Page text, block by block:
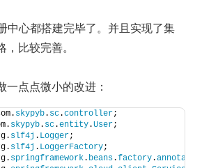
中心都搭建完毕了。并且实现了集
比较完善。
一点点微小的改进：
skypyb. sc.controller;
skypyb. sc.entity.User;
slf4j . Logger;
slf4j . LoggerFactory;
springframework. beans.factory.